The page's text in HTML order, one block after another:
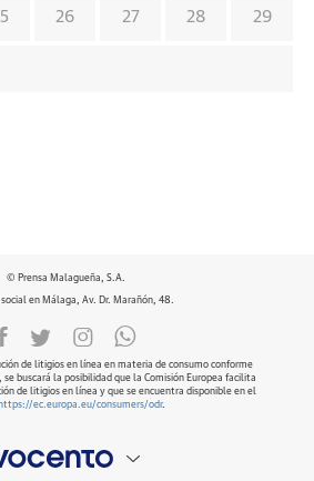
26 27 28 29
© Prensa Malagueña, S.A.
en Málaga, Av. Dr. Marañón, 48.
de litigios en línea en materia de consumo conforme
buscará la posibilidad que la Comisión Europea facilita
de litigios en línea y que se encuentra disponible en el
https://ec.europa.eu/consumers/odr.